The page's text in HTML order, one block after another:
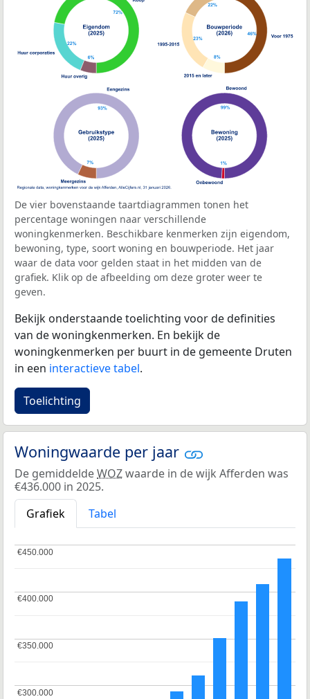
De vier bovenstaande taartdiagrammen tonen het
percentage woningen naar verschillende
woningkenmerken. Beschikbare kenmerken zijn eigendom,
bewoning, type, soort woning en bouwperiode. Het jaar
waar de data voor gelden staat in het midden van de
grafiek. Klik op de afbeelding om deze groter weer te
geven.
Bekijk onderstaande toelichting voor de definities
van de woningkenmerken. En bekijk de
woningkenmerken per buurt in de gemeente Druten
in een interactieve tabel.
Toelichting
Woningwaarde per jaar
De gemiddeldeWOZwaarde in de wijk Afferden was
€436.000 in 2025.
Grafiek
Tabel
€300.000
€300.000
€350.000
€350.000
€400.000
€400.000
€450.000
€450.000